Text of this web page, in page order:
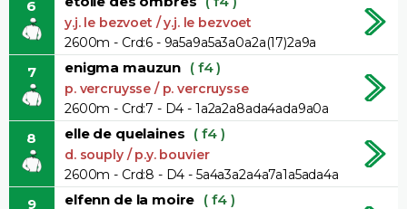
6
y.j. le bezvoet / y.j. le bezvoet
2600m - Crd:6 - 9a5a9a5a3a0a2a(17)2a9a
7 enigma mauzun ( f4 )
p. vercruysse / p. vercruysse
2600m - Crd:7 - D4 - 1a2a2a8ada4ada9a0a
8 elle de quelaines ( f4 )
d. souply / p.y. bouvier
2600m - Crd:8 - D4 - 5a4a3a2a4a7a1a5ada4a
9 elfenn de la moire ( f4 )